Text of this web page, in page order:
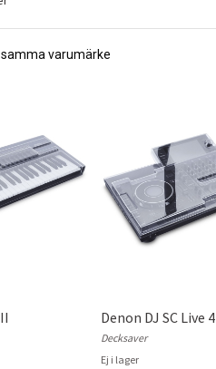
varumärke
Denon DJ SC Live 4
Decksaver
Ej i lager